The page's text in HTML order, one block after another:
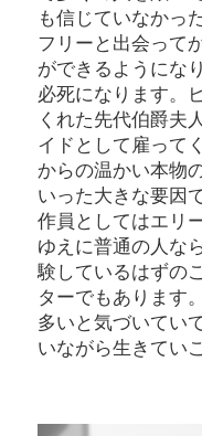
も信じていなかっ
フリーと出会って
ができるようにな
必死になります。
くれた先代伯爵夫
イドとして雇って
からの温かい本物
いった大きな要因
作員としてはエリ
ゆえに普通の人な
験しているはずの
ターでもあります
多いと気づいてい
いながら生きてい